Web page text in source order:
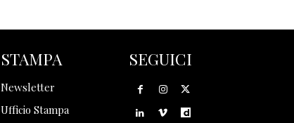
STAMPA
Newsletter
Ufficio Stampa
SEGUICI